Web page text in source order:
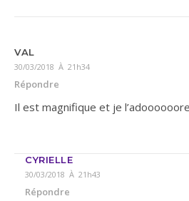
VAL
30/03/2018 À 21h34
Répondre
Il est magnifique et je l’adoooooore
CYRIELLE
30/03/2018 À 21h43
Répondre